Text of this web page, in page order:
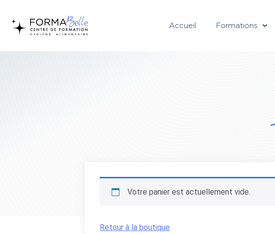
Accueil Formations
Votre panier est actuellement vide.
Retour à la boutique